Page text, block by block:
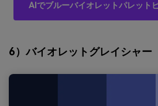
AIでブルーバイオレットパレット
6）バイオレットグレイシャー